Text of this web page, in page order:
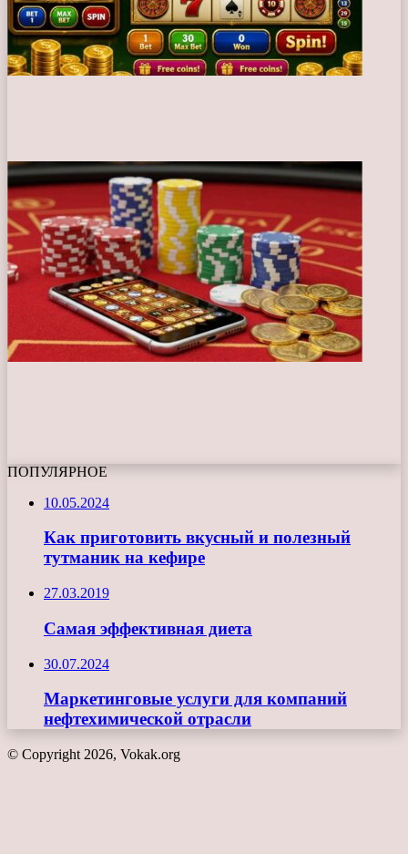
ПОПУЛЯРНОЕ
10.05.2024
Как приготовить вкусный и полезный
тутманик на кефире
27.03.2019
Самая эффективная диета
30.07.2024
Маркетинговые услуги для компаний
нефтехимической отрасли
© Copyright 2026, Vokak.org